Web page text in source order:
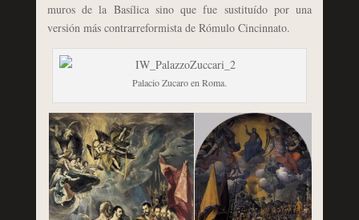
muros de la Basílica sino que fue sustituído por una
versión más contrarreformista de Rómulo Cincinnato.
Palacio Zucaro en Roma.